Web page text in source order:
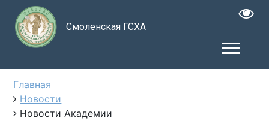
Смоленская ГСХА
Главная
Новости
Новости Академии